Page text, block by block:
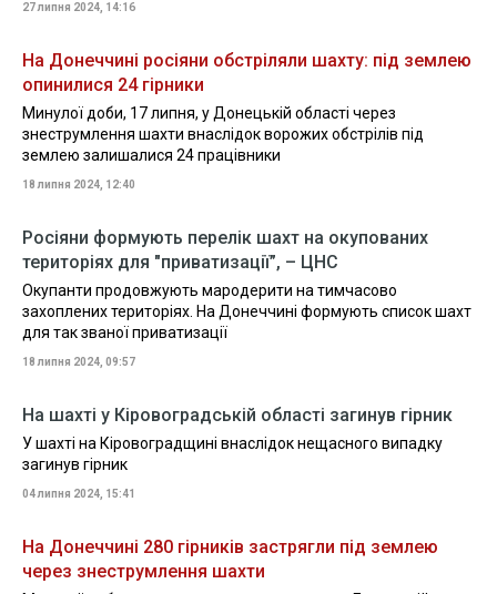
27 липня 2024, 14:16
На Донеччині росіяни обстріляли шахту: під землею
опинилися 24 гірники
Минулої доби, 17 липня, у Донецькій області через
знеструмлення шахти внаслідок ворожих обстрілів під
землею залишалися 24 працівники
18 липня 2024, 12:40
Росіяни формують перелік шахт на окупованих
територіях для "приватизації”, – ЦНС
Окупанти продовжують мародерити на тимчасово
захоплених територіях. На Донеччині формують список шахт
для так званої приватизації
18 липня 2024, 09:57
На шахті у Кіровоградській області загинув гірник
У шахті на Кіровоградщині внаслідок нещасного випадку
загинув гірник
04 липня 2024, 15:41
На Донеччині 280 гірників застрягли під землею
через знеструмлення шахти